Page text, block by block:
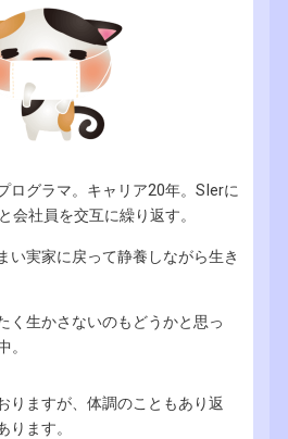
ログラマ。キャリア20年。SIerに
会社員を交互に繰り返す。
い実家に戻って静養しながら生き
く生かさないのもどうかと思っ
。
りますが、体調のこともあり返
ります。